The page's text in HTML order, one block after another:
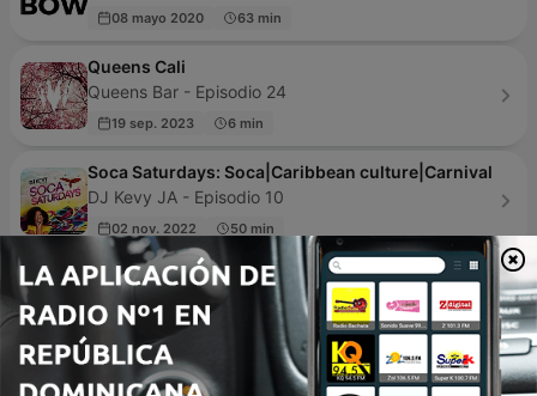
08 mayo 2020 63 min
Queens Cali
Queens Bar - Episodio 24
19 sep. 2023 6 min
Soca Saturdays: Soca|Caribbean culture|Carnival
DJ Kevy JA - Episodio 10
02 nov. 2022 50 min
EXA FM 97.3 AGUASCALIENTES
EXA AGUASCALIENTES - Episodio 58
16 mar. 2022
Himnos Cristianos